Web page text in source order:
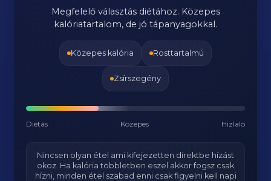
Megfelelő választás diétához. Közepes
kalóriatartalom, de jó tápanyagokkal.
Közepes kalória Rosttartalmú
Zsírszegény
Diétás Közepes Hizlaló
Nincsen olyan étel ami kifejezetten direktbe hízást
okoz. Ha kalória többletben eszel akkor fogsz csak
hízni, minden étel szabad enni csak figyelni kell napi